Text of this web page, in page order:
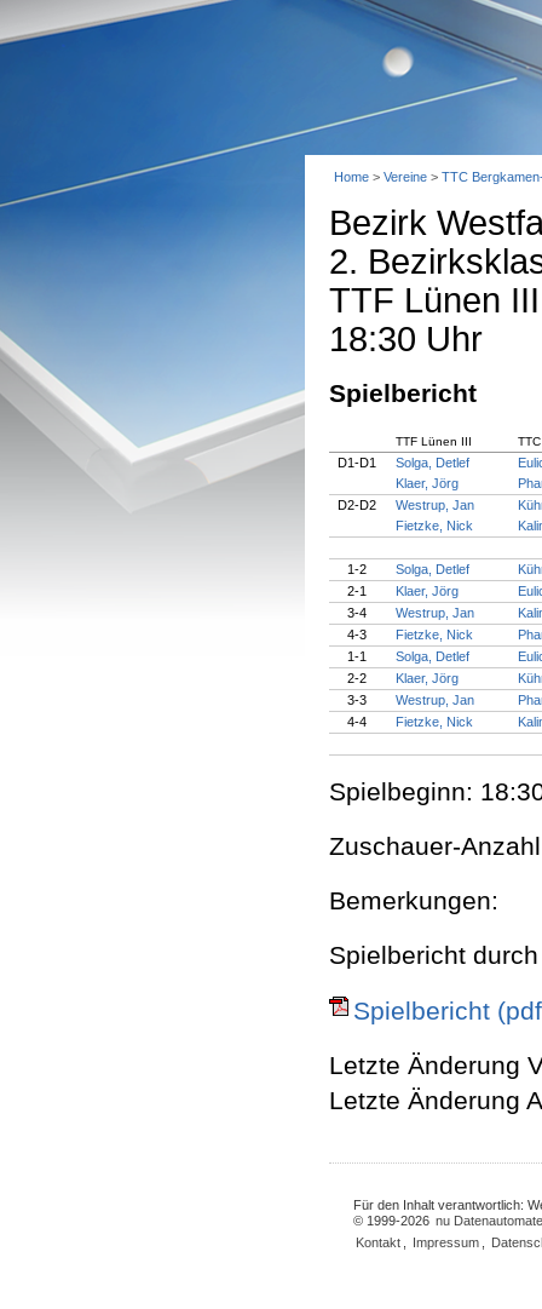
Home > Vereine > TTC
Bezirk
2.
TTF Lünen
18:30 Uhr
Spielbericht
TTF Lünen III
D1-D1
Solga, Detlef
Klaer, Jörg
D2-D2
Westrup, Jan
Fietzke, Nick
1-2 Solga, Detlef
2-1
Klaer, Jörg
3-4
Westrup, Jan
4-3
Fietzke, Nick
1-1
Solga, Detlef
2-2
Klaer, Jörg
3-3
Westrup, Jan
4-4
Fietzke, Nick
Spielbeginn:
Zuschauer-
Bemerkungen:
Spielbericht
Spielbericht
Letzte Änderung
Letzte Änderung
Für den Inhalt verantwortlich:
© 1999-2026 nu
Kontakt
Impressum